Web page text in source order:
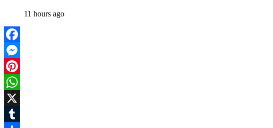
11 hours ago
Facebook
Messenger
Pinterest
WhatsApp
X